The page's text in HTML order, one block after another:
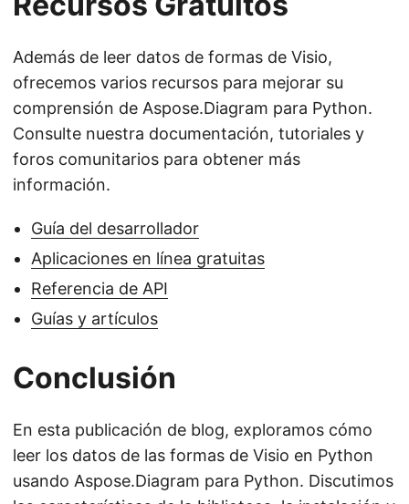
Además de leer datos de formas de Visio,
ofrecemos varios recursos para mejorar su
comprensión de Aspose.Diagram para Python.
Consulte nuestra documentación, tutoriales y
foros comunitarios para obtener más
información.
Guía del desarrollador
Aplicaciones en línea gratuitas
Referencia de API
Guías y artículos
Conclusión
En esta publicación de blog, exploramos cómo
leer los datos de las formas de Visio en Python
usando Aspose.Diagram para Python. Discutimos